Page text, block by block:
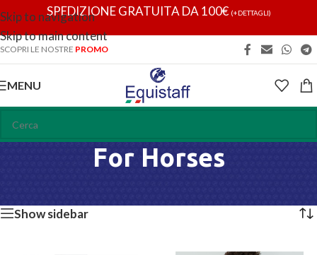
Skip to navigation
Skip to main content
SPEDIZIONE GRATUITA DA 100€ (+DETTAGLI)
SCOPRI LE NOSTRE PROMO
MENU
For Horses
Show sidebar